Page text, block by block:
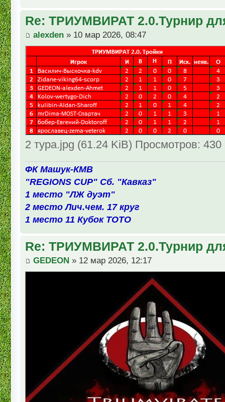
Re: ТРИУМВИРАТ 2.0.Турнир
alexden » 10 мар 2026, 08:47
2 тура.jpg (61.24 KiB) Просмотров: 430
ФК Машук-КМВ
"REGIONS CUP" Сб. "Кавказ"
1 место "ЛЖ дуэт"
2 место Лич.чем. 17 круг
1 место 11 Кубок ТОТО
Re: ТРИУМВИРАТ 2.0.Турнир
GEDEON » 12 мар 2026, 12:17